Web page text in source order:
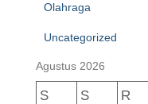
Olahraga
Uncategorized
Agustus 2026
S S R